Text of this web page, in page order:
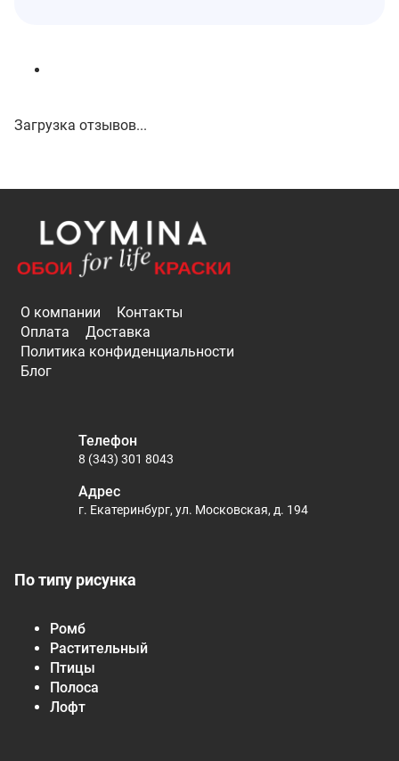
Загрузка отзывов...
О компании
Контакты
Оплата
Доставка
Политика конфиденциальности
Блог
По типу рисунка
Ромб
Растительный
Птицы
Полоса
Лофт
Телефон
8 (343) 301 8043
Адрес
г. Екатеринбург, ул. Московская, д. 194